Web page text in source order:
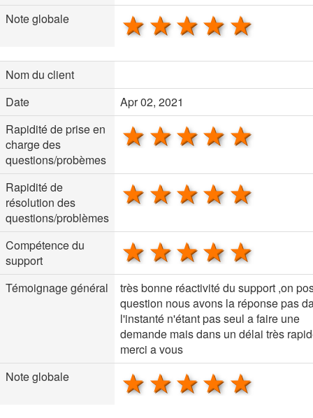
Note globale
4 stars
3 stars
2 stars
1 star
Nom du client
Date
Apr 02, 2021
Rapidité de prise en
charge des
questions/probèmes
4 stars
3 stars
2 stars
1 star
Rapidité de
résolution des
questions/problèmes
4 stars
3 stars
2 stars
1 star
Compétence du
support
4 stars
3 stars
2 stars
1 star
Témoignage général
très bonne réactivité du support ,on
question nous avons la réponse pas
l'instanté n'étant pas seul a faire une
demande mais dans un délai très
merci a vous
Note globale
4 stars
3 stars
2 stars
1 star